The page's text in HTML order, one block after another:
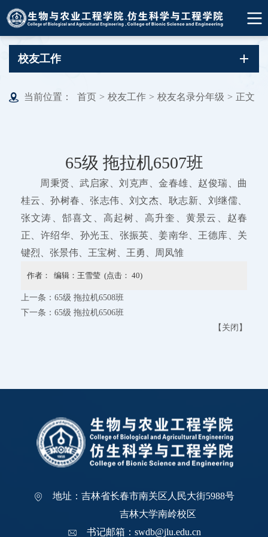
校友工作
当前位置： 首页 > 校友工作 > 校友名录分年级 > 正文
65级 拖拉机6507班
周秉贤、武启家、刘克声、金春雄、赵俊瑞、曲
桂云、孙树春、张志伟、刘文杰、耿志新、刘继儒、
张文涛、郜喜文、高起树、高升奎、黄景云、赵春
正、许绍华、孙光玉、张振英、姜南华、王德库、关
键烈、张景伟、王宝树、王勇、周凤雏
作者： 编辑：王雪莹 (点击： 40)
上一条： 65级 拖拉机6508班
下一条： 65级 拖拉机6506班
【 关闭 】
地址：吉林省长春市南关区人民大街5988号
吉林大学南岭校区
书记邮箱：swdb@jlu.edu.cn